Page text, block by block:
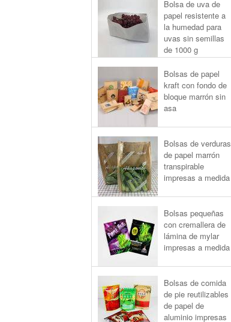
Bolsa de uva de
papel resistente a
la humedad para
uvas sin semillas
de 1000 g
Bolsas de papel
kraft con fondo de
bloque marrón sin
asa
Bolsas de verduras
de papel marrón
transpirable
impresas a medida
Bolsas pequeñas
con cremallera de
lámina de mylar
impresas a medida
Bolsas de comida
de pie reutilizables
de papel de
aluminio impresas